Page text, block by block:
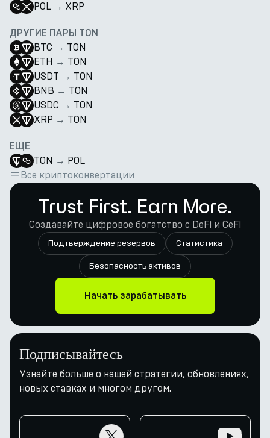
POL → XRP
ДРУГИЕ ПАРЫ TON
BTC → TON
ETH → TON
USDT → TON
BNB → TON
USDC → TON
XRP → TON
ЕЩЕ
TON → POL
Все криптоконвертации
Trust First. Earn More.
Создавайте цифровое богатство с DeFi и CeFi
Подтверждение резервов Статистика
Безопасность активов
Начать зарабатывать
Подписывайтесь
Узнайте больше о нашей стратегии, обновлениях,
новых ставках и многом другом.